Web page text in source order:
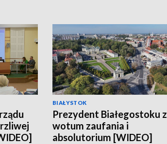
BIAŁYSTOK
Prezydent Białegostoku z
wotum zaufania i
absolutorium [WIDEO]